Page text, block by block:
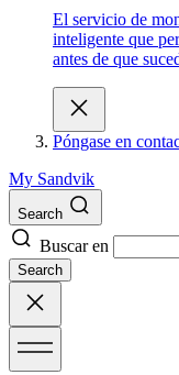
El servicio de
inteligente que
antes de que
Póngase en
My Sandvik
Search
Buscar en
Search